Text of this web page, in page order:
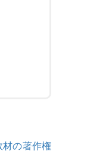
材の著作権